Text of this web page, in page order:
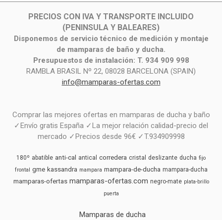
PRECIOS CON IVA Y TRANSPORTE INCLUIDO
(PENINSULA Y BALEARES)
Disponemos de servicio técnico de medición y montaje
de mamparas de baño y ducha.
Presupuestos de instalación: T. 934 909 998
RAMBLA BRASIL Nº 22, 08028 BARCELONA (SPAIN)
info@mamparas-ofertas.com
Comprar las mejores ofertas en mamparas de ducha y baño
✓Envío gratis España ✓La mejor relación calidad-precio del
mercado ✓Precios desde 96€ ✓T.934909998
180º abatible anti-cal antical corredera cristal deslizante ducha fijo
frontal gme kassandra mampara mampara-de-ducha mampara-ducha
mamparas-ofertas mamparas-ofertas.com negro-mate plata-brillo
puerta
Mamparas de ducha